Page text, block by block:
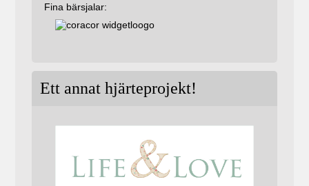
Fina bärsjalar:
Ett annat hjärteprojekt!